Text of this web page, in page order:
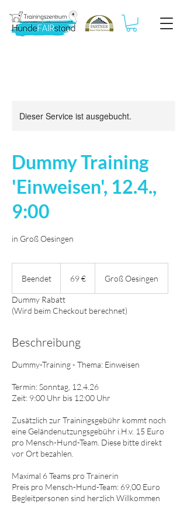
Dieser Service ist ausgebucht.
Dummy Training
'Einweisen', 12.4.,
9:00
in Groß Oesingen
Beendet
e
n
t
69 € Groß Oesingen
Dummy Rabatt
(Wird beim Checkout berechnet)
Beschreibung
Dummy-Training - Thema: Einweisen
Termin: Sonntag, 12.4.26
Zeit: 9:00 Uhr bis 12:00 Uhr
Zusätzlich zur Trainingsgebühr kommt noch
eine Geländenutzungsgebühr i.H.v. 15 Euro
pro Mensch-Hund-Team. Diese bitte direkt
vor Ort bezahlen.
Maximal 6 Teams pro Trainerin
Preis pro Mensch-Hund-Team: 69,00 Euro
Begleitpersonen sind herzlich Willkommen